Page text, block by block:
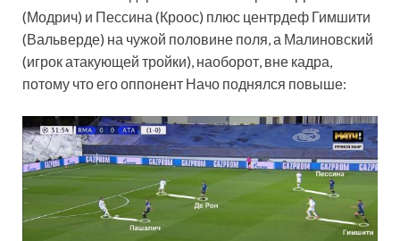
(Модрич) и Пессина (Кроос) плюс центрдеф Гимшити
(Вальверде) на чужой половине поля, а Малиновский
(игрок атакующей тройки), наоборот, вне кадра,
потому что его оппонент Начо поднялся повыше: